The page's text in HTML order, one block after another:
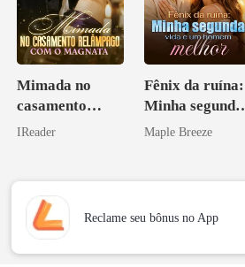
Mimada no
casamento
relâmpago com
IReader
Fênix da ruína:
Minha segunda
vida e um
Maple Breeze
Reclame seu bônus no App